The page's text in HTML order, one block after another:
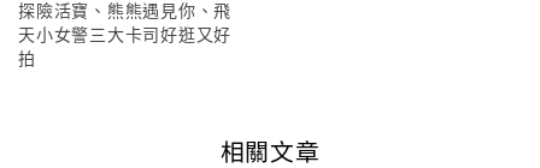
探險活寶、熊熊遇見你、飛
天小女警三大卡司好逛又好
拍
相關文章